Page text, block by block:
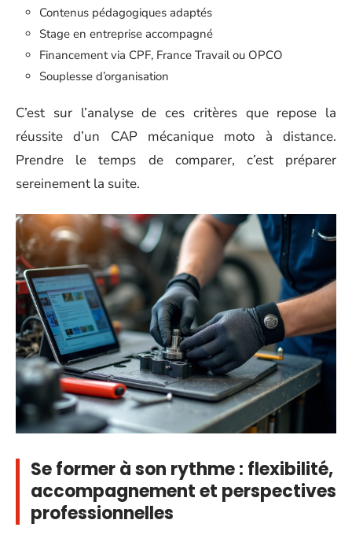
Contenus pédagogiques adaptés
Stage en entreprise accompagné
Financement via CPF, France Travail ou OPCO
Souplesse d’organisation
C’est sur l’analyse de ces critères que repose la
réussite d’un CAP mécanique moto à distance.
Prendre le temps de comparer, c’est préparer
sereinement la suite.
Se former à son rythme : flexibilité,
accompagnement et perspectives
professionnelles